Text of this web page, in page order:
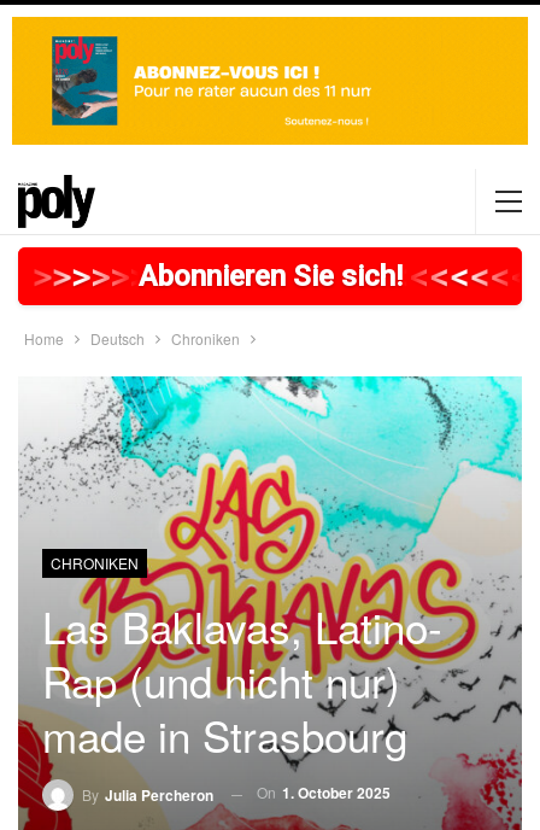
>>>>>>> >>>>>>>>>
Abonnieren Sie sich! <<<<<<
Home Deutsch Chroniken
CHRONIKEN
Las Baklavas, Latino-
Rap (und nicht nur)
made in Strasbourg
By Julia Percheron On 1. October 2025